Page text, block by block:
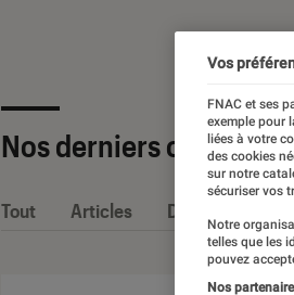
Nos derniers contenus
Tout Articles Dossiers
Vos
FNAC et ses
exemple pour
liées à votre
des cookies
sur notre
sécuriser vos
Notre
telles que les
pouvez
Nos